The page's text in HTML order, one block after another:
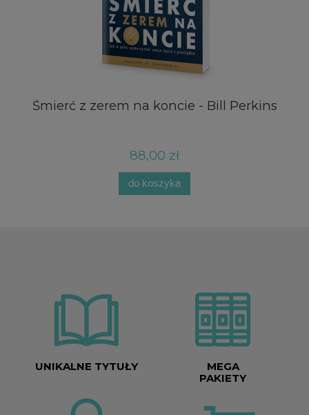
Śmierć z zerem na koncie - Bill Perkins
88,00 zł
do koszyka
UNIKALNE TYTUŁY
MEGA
PAKIETY